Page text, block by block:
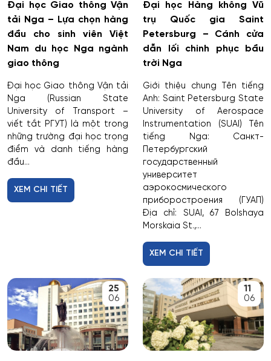
Công nghệ sản phẩm công nghiệp nhẹ
Công nghệ sản xuất và chế biến nông sản
Công nghệ thăm dò địa chất
Công nghệ thực phẩm có nguồn gốc thực vật
Công nghệ thực phẩm có nguồn gốc động vật
Công nghệ thực phẩm và tổ chức dịch vụ ăn uống
Công nghệ tài chính số và pháp luật
Công nghệ và thiết kế sản phẩm dệt may
Công nghệ xử lý vật liệu nghệ thuật
Công nghệ điện tử vi mô
Công tác xã hội
Công tác xã hội (hướng thanh niên)
Đại học Giao thông Vận
tải Nga – Lựa chọn hàng
đầu cho sinh viên Việt
Nam du học Nga ngành
giao thông
Đại học Giao thông Vận tải
Nga (Russian State
University of Transport –
viết tắt РГУТ) là một trong
những trường đại học trọng
điểm và danh tiếng hàng
đầu...
XEM CHI TIẾT
Đại học Hàng không Vũ
trụ Quốc gia Saint
Petersburg – Cánh cửa
dẫn lối chinh phục bầu
trời Nga
Giới thiệu chung Tên tiếng
Anh: Saint Petersburg State
University of Aerospace
Instrumentation (SUAI) Tên
tiếng Nga: Санкт-
Петербургский
государственный
университет
аэрокосмического
приборостроения (ГУАП)
Địa chỉ: SUAI, 67 Bolshaya
Morskaia St.,...
XEM CHI TIẾT
25
06
11
06